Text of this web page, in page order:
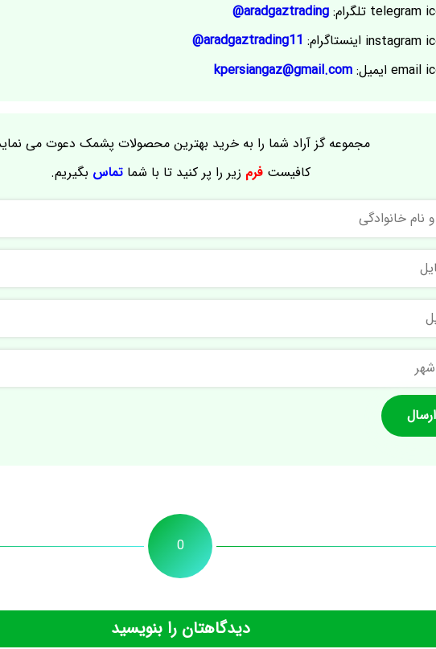
تلگرام: aradgaztrading@
اینستاگرام: aradgaztrading11@
ایمیل: kpersiangaz@gmail.com
مجموعه گز آراد شما را به خرید بهترین محصولات پشمک دعوت می
کافیستفرم زیر را پر کنید تا با شماتماس بگیریم.
و
نام
خانوادگی
موبایل
ایمیل
نام
شهر
0
دیدگاهتان را بنویسید